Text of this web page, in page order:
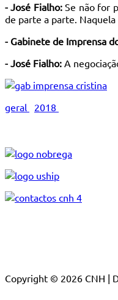
- José Fialho:Se não for
de parte a parte.
- Gabinete de Imprensa
- José Fialho: A
geral 2018
Copyright © 2026 CNH |